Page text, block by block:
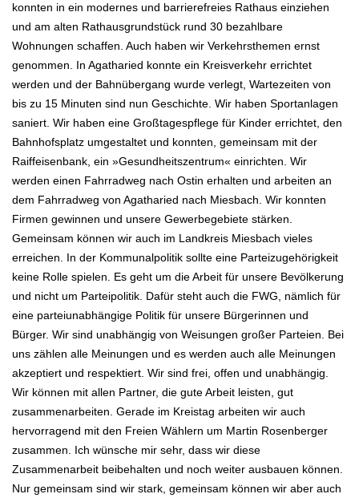
konnten in ein modernes und barrierefreies Rathaus einziehen
und am alten Rathausgrundstück rund 30 bezahlbare
Wohnungen schaffen. Auch haben wir Verkehrsthemen ernst
genommen. In Agatharied konnte ein Kreisverkehr errichtet
werden und der Bahnübergang wurde verlegt, Wartezeiten von
bis zu 15 Minuten sind nun Geschichte. Wir haben Sportanlagen
saniert. Wir haben eine Großtagespflege für Kinder errichtet, den
Bahnhofsplatz umgestaltet und konnten, gemeinsam mit der
Raiffeisenbank, ein »Gesundheitszentrum« einrichten. Wir
werden einen Fahrradweg nach Ostin erhalten und arbeiten an
dem Fahrradweg von Agatharied nach Miesbach. Wir konnten
Firmen gewinnen und unsere Gewerbegebiete stärken.
Gemeinsam können wir auch im Landkreis Miesbach vieles
erreichen. In der Kommunalpolitik sollte eine Parteizugehörigkeit
keine Rolle spielen. Es geht um die Arbeit für unsere Bevölkerung
und nicht um Parteipolitik. Dafür steht auch die FWG, nämlich für
eine parteiunabhängige Politik für unsere Bürgerinnen und
Bürger. Wir sind unabhängig von Weisungen großer Parteien. Bei
uns zählen alle Meinungen und es werden auch alle Meinungen
akzeptiert und respektiert. Wir sind frei, offen und unabhängig.
Wir können mit allen Partner, die gute Arbeit leisten, gut
zusammenarbeiten. Gerade im Kreistag arbeiten wir auch
hervorragend mit den Freien Wählern um Martin Rosenberger
zusammen. Ich wünsche mir sehr, dass wir diese
Zusammenarbeit beibehalten und noch weiter ausbauen können.
Nur gemeinsam sind wir stark, gemeinsam können wir aber auch